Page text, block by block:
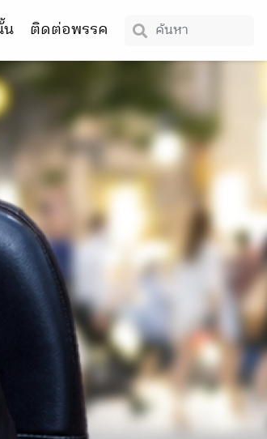
ติดต่อพรรค